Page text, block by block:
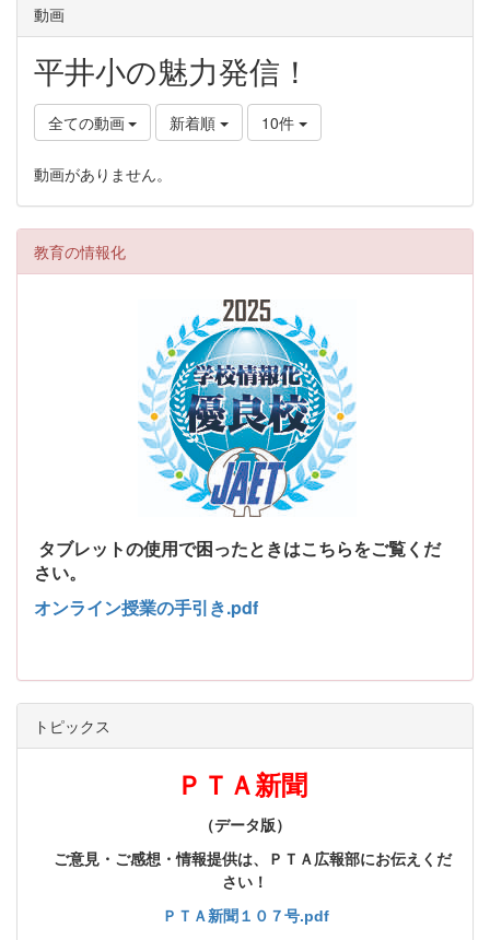
動画
平井小の魅力発信！
全ての動画 新着順 10件
動画がありません。
教育の情報化
タブレットの使用で困ったときはこちらをご覧くだ
さい。
オンライン授業の手引き.pdf
トピックス
ＰＴＡ新聞
（データ版）
ご意見・ご感想・情報提供は、ＰＴＡ広報部にお伝えくだ
さい！
ＰＴＡ新聞１０７号.pdf